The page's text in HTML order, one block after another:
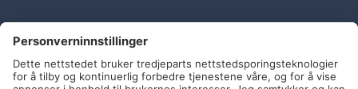
Nyhetsbrev